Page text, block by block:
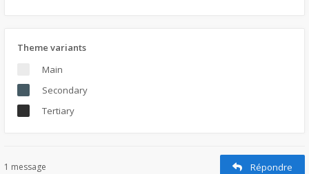
Theme variants
Main
Secondary
Tertiary
1 message Répondre